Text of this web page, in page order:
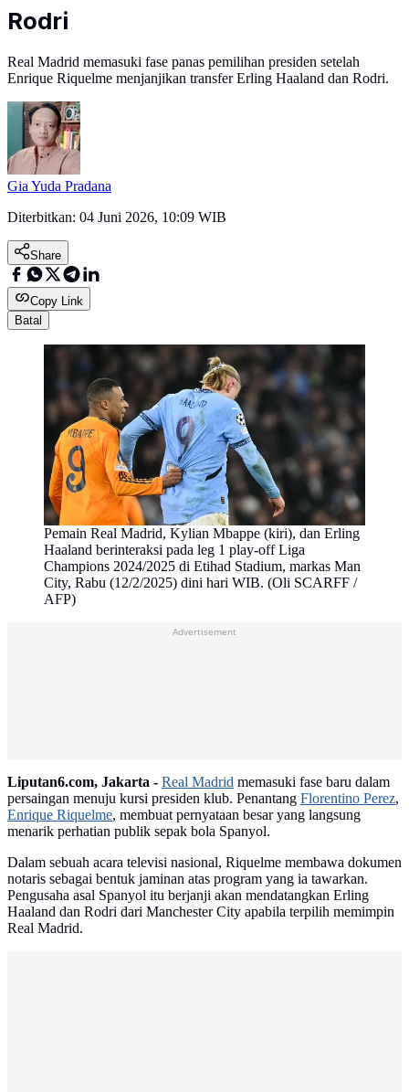
Rodri
Real Madrid memasuki fase panas pemilihan presiden setelah
Enrique Riquelme menjanjikan transfer Erling Haaland dan Rodri.
Gia Yuda Pradana
Diterbitkan: 04 Juni 2026, 10:09 WIB
Share
Copy Link
Batal
Pemain Real Madrid, Kylian Mbappe (kiri), dan Erling
Haaland berinteraksi pada leg 1 play-off Liga
Champions 2024/2025 di Etihad Stadium, markas Man
City, Rabu (12/2/2025) dini hari WIB. (Oli SCARFF /
AFP)
Advertisement
Liputan6.com, Jakarta - Real Madrid memasuki fase baru dalam
persaingan menuju kursi presiden klub. Penantang Florentino Perez,
Enrique Riquelme, membuat pernyataan besar yang langsung
menarik perhatian publik sepak bola Spanyol.
Dalam sebuah acara televisi nasional, Riquelme membawa dokumen
notaris sebagai bentuk jaminan atas program yang ia tawarkan.
Pengusaha asal Spanyol itu berjanji akan mendatangkan Erling
Haaland dan Rodri dari Manchester City apabila terpilih memimpin
Real Madrid.